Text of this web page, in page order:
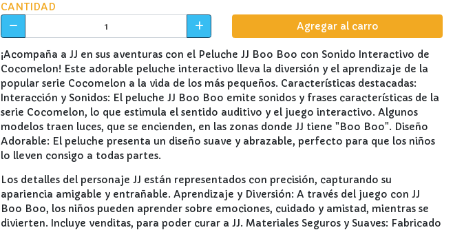
CANTIDAD
Agregar al carro
¡Acompaña a JJ en sus aventuras con el Peluche JJ Boo Boo con Sonido Interactivo de
Cocomelon! Este adorable peluche interactivo lleva la diversión y el aprendizaje de la
popular serie Cocomelon a la vida de los más pequeños. Características destacadas:
Interacción y Sonidos: El peluche JJ Boo Boo emite sonidos y frases características de la
serie Cocomelon, lo que estimula el sentido auditivo y el juego interactivo. Algunos
modelos traen luces, que se encienden, en las zonas donde JJ tiene "Boo Boo". Diseño
Adorable: El peluche presenta un diseño suave y abrazable, perfecto para que los niños
lo lleven consigo a todas partes.
Los detalles del personaje JJ están representados con precisión, capturando su
apariencia amigable y entrañable. Aprendizaje y Diversión: A través del juego con JJ
Boo Boo, los niños pueden aprender sobre emociones, cuidado y amistad, mientras se
divierten. Incluye venditas, para poder curar a JJ. Materiales Seguros y Suaves: Fabricado